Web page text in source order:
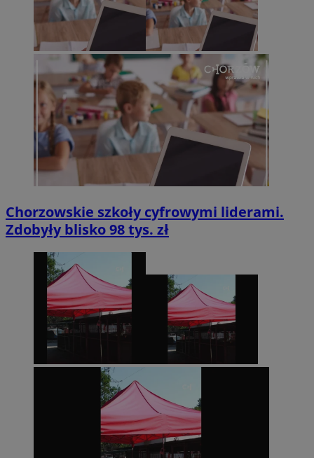
Chorzowskie szkoły cyfrowymi liderami.
Zdobyły blisko 98 tys. zł